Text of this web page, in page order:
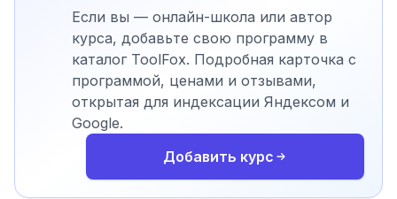
Если вы — онлайн-школа или автор
курса, добавьте свою программу в
каталог ToolFox. Подробная карточка с
программой, ценами и отзывами,
открытая для индексации Яндексом и
Google.
Добавить курс